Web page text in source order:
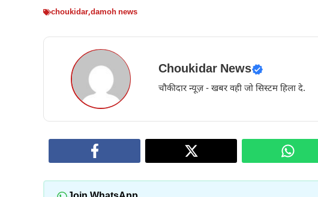
choukidar,damoh news
Choukidar News
चौकीदार न्यूज़ - खबर वही जो सिस्टम हिला दे.